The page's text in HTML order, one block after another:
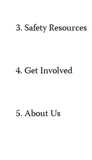
Safety Resources
Get Involved
About Us